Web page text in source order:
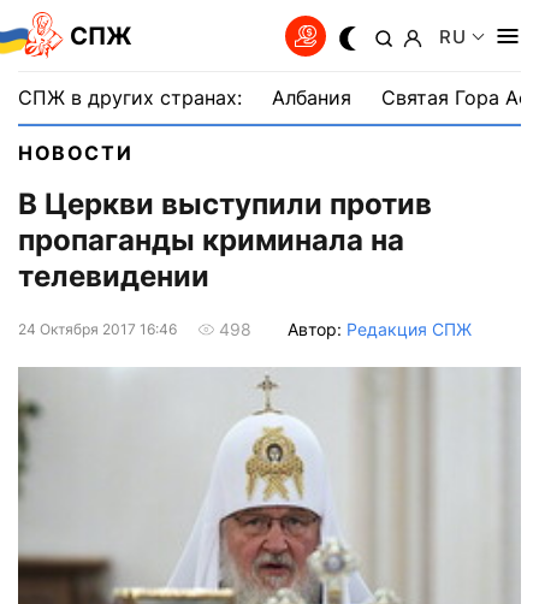
СПЖ RU
СПЖ в других странах: Албания Святая Гора
НОВОСТИ
В Церкви выступили против
пропаганды криминала на
телевидении
24 Октября 2017 16:46 498 Автор: Редакция СПЖ